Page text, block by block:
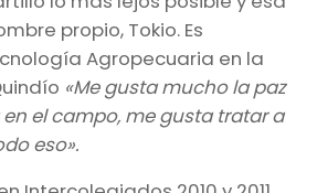
propio, Tokio. Es
Agropecuaria en la
«Me gusta mucho la paz
el campo, me gusta tratar a
eso».